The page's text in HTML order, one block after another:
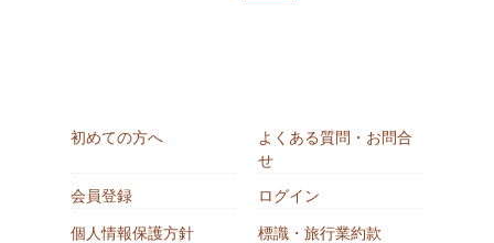
初めての方へ
よくある質問・お問合
せ
会員登録
ログイン
個人情報保護方針
標識・旅行業約款